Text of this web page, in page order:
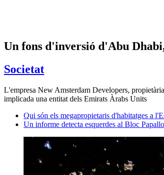
Un fons d'inversió d'Abu
Societat
L'empresa New Amsterdam Developers,
implicada una entitat dels Emirats Àrabs Units
Qui són els megapropietaris d'habitatges a
Un informe detecta esquerdes al Bloc